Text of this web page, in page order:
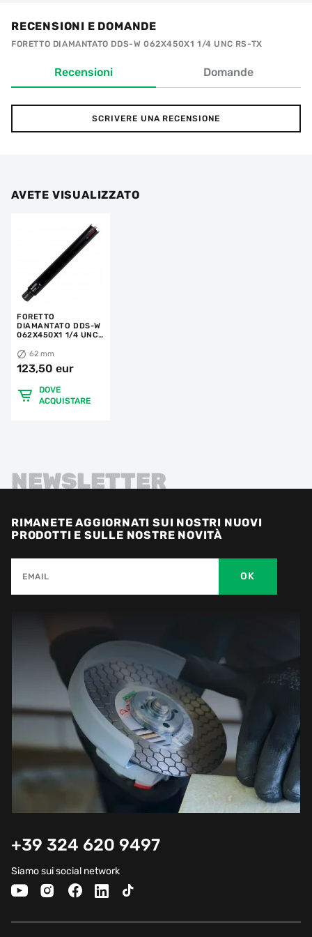
RECENSIONI E DOMANDE
FORETTO DIAMANTATO DDS-W 062X450X1 1/4 UNC RS-TX
Recensioni Domande
SCRIVERE UNA RECENSIONE
AVETE VISUALIZZATO
FORETTO
DIAMANTATO DDS-W
062X450X1 1/4 UNC
62 mm
123,50 eur
DOVE
ACQUISTARE
NEWSLETTER
RIMANETE AGGIORNATI SUI NOSTRI NUOVI
PRODOTTI E SULLE NOSTRE NOVITÀ
EMAIL OK
+39 324 620 9497
Siamo sui social network